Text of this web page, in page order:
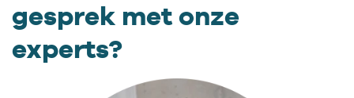
gesprek met onze
experts?